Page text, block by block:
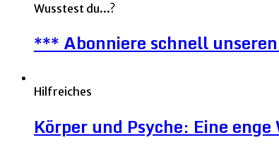
Wusstest du...?
*** Abonniere schnell
Hilfreiches
Körper und Psyche: Eine